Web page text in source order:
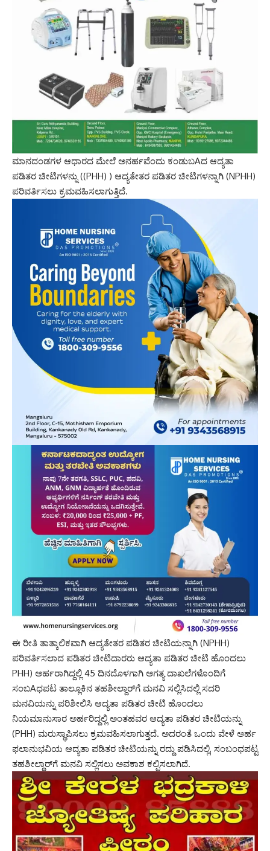
ಮಾನದಂಡಗಳ ಆಧಾರದ ಮೇಲೆ ಅನರ್ಹವೆಂದು ಕಂಡುಬAದ ಆದ್ಯತಾ
ಪಡಿತರ ಚೀಟಿಗಳನ್ನು ((PHH) ) ಆದ್ಯತೇತರ ಪಡಿತರ ಚೀಟಿಗಳನ್ನಾಗಿ (NPHH)
ಪರಿವರ್ತಿಸಲು ಕ್ರಮವಹಿಸಲಾಗುತ್ತಿದೆ.
ಈ ರೀತಿ ತಾತ್ಕಾಲಿಕವಾಗಿ ಆದ್ಯತೇತರ ಪಡಿತರ ಚೀಟಿಯನ್ನಾಗಿ (NPHH)
ಪರಿವರ್ತಿಸಲಾದ ಪಡಿತರ ಚೀಟಿದಾರರು ಆದ್ಯತಾ ಪಡಿತರ ಚೀಟಿ ಹೊಂದಲು
PHH) ಅರ್ಹರಾಗಿದ್ದಲ್ಲಿ 45 ದಿನದೊಳಗಾಗಿ ಅಗತ್ಯ ದಾಖಲೆಗಳೊಂದಿಗೆ
ಸಂಬAಧಪಟ ತಾಲ್ಲೂಕಿನ ತಹಶೀಲ್ದಾರ್‌ಗೆ ಮನವಿ ಸಲ್ಲಿಸಿದಲ್ಲಿ ಸದರಿ
ಮನವಿಯನ್ನು ಪರಿಶೀಲಿಸಿ ಆದ್ಯತಾ ಪಡಿತರ ಚೀಟಿ ಹೊಂದಲು
ನಿಯಮಾನುಸಾರ ಅರ್ಹರಿದ್ದಲ್ಲಿ ಅಂತಹವರ ಆದ್ಯತಾ ಪಡಿತರ ಚೀಟಿಯನ್ನು
(PHH) ಮರುಸ್ಥಾಪಿಸಲು ಕ್ರಮವಹಿಸಲಾಗುತ್ತದೆ. ಅದರಂತೆ ಒಂದು ವೇಳೆ ಅರ್ಹ
ಫಲಾನುಭವಿಯ ಆದ್ಯತಾ ಪಡಿತರ ಚೀಟಿಯನ್ನು ರದ್ದು ಪಡಿಸಿದಲ್ಲಿ, ಸಂಬಂಧಪಟ್ಟ
ತಹಶೀಲ್ದಾರ್‌ಗೆ ಮನವಿ ಸಲ್ಲಿಸಲು ಅವಕಾಶ ಕಲ್ಪಿಸಲಾಗಿದೆ.